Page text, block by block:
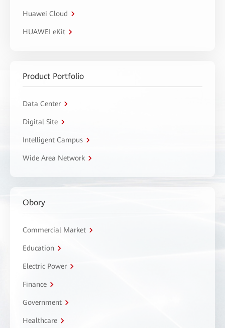
Huawei Cloud
HUAWEI eKit
Product Portfolio
Data Center
Digital Site
Intelligent Campus
Wide Area Network
Obory
Commercial Market
Education
Electric Power
Finance
Government
Healthcare